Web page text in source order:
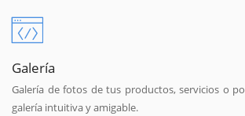
Galería
Galería de fotos de tus productos, servicios o
galería intuitiva y amigable.